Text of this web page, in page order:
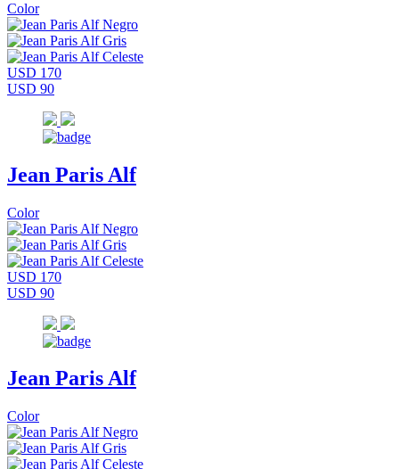
Color
USD 170
USD 90
Jean Paris Alf
Color
USD 170
USD 90
Jean Paris Alf
Color